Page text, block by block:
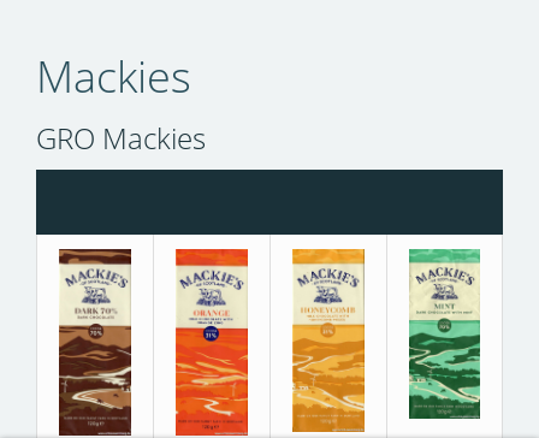
Mackies
GRO Mackies